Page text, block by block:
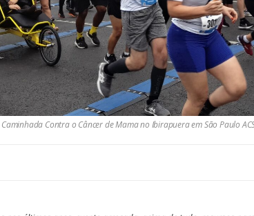
Contra o Câncer de Mama no Ibirapuera em São Paulo